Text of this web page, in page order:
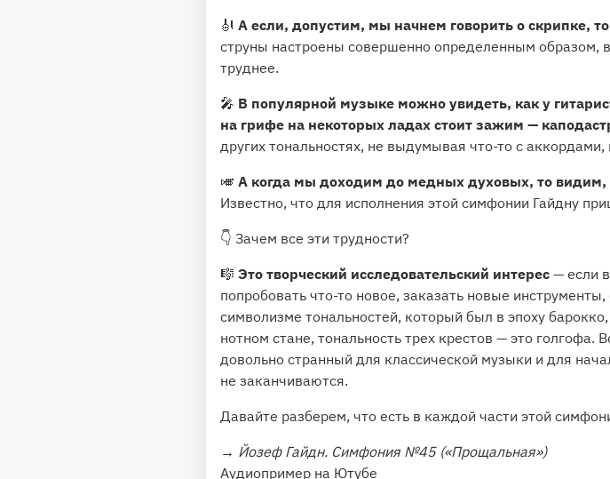
🎻 А если, допустим, мы начнем говорить о скрипке,
струны настроены совершенно определенным образом,
труднее.
🎤 В популярной музыке можно увидеть, как у
на грифе на некоторых ладах стоит зажим —
других тональностях, не выдумывая что-то с
🎺 А когда мы доходим до медных духовых, то видим,
Известно, что для исполнения этой симфонии Гайдну
👇 Зачем все эти трудности?
🎼 Это творческий исследовательский интерес — если
попробовать что-то новое, заказать новые
символизме тональностей, который был в эпоху
нотном стане, тональность трех крестов — это
довольно странный для классической музыки и для
не заканчиваются.
Давайте разберем, что есть в каждой части этой
→ Йозеф Гайдн. Симфония №45 («Прощальная»)
Аудиопример на Ютубе